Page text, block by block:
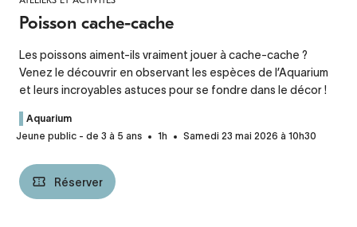
Poisson cache-cache
Les poissons aiment-ils vraiment jouer à cache-cache ?
Venez le découvrir en observant les espèces de l’Aquarium
et leurs incroyables astuces pour se fondre dans le décor !
Aquarium
Jeune public - de 3 à 5 ans
1h Samedi 23 mai 2026 à 10h30
Réserver